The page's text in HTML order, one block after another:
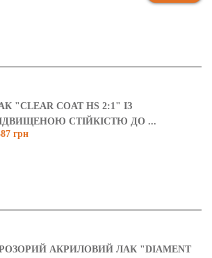
"CLEAR COAT HS 2:1" ІЗ
СТІЙКІСТЮ ДО ...
грн
АКРИЛОВИЙ ЛАК "DIAMENT